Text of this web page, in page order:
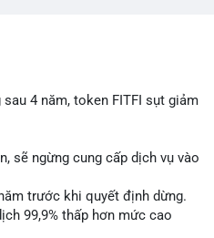
4 năm, token FITFI sụt giảm
sẽ ngừng cung cấp dịch vụ vào
trước khi quyết định dừng.
99,9% thấp hơn mức cao